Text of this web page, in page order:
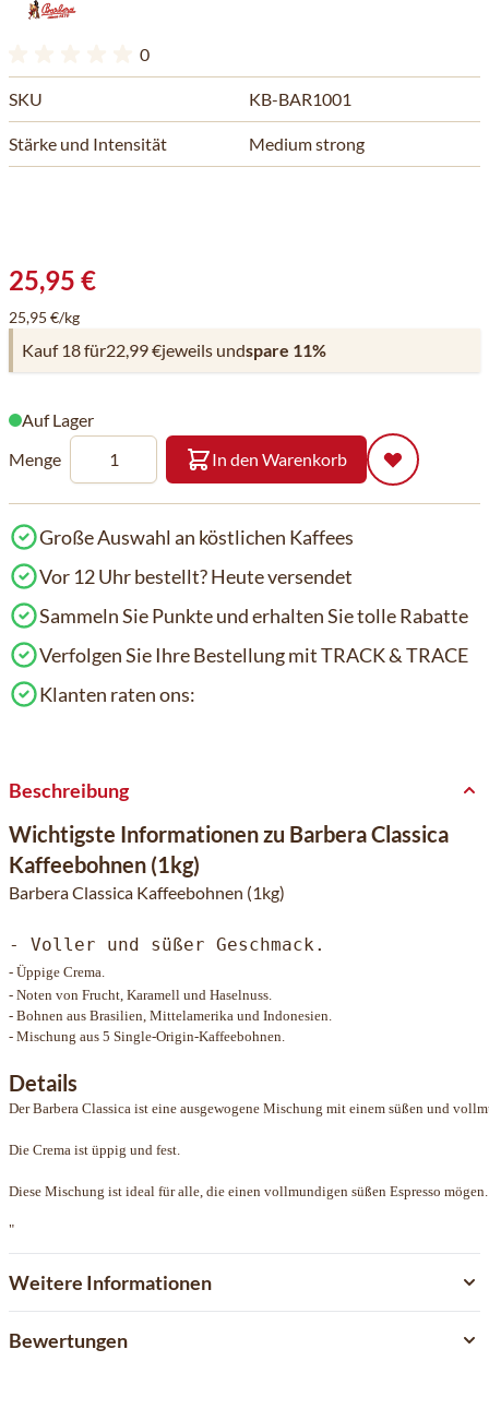
0
SKU KB-BAR1001
Stärke und Intensität Medium strong
25,95 €
25,95 €/kg
Kauf 18 für22,99 €jeweils undspare 11%
Auf Lager
Menge
In den Warenkorb
Große Auswahl an köstlichen Kaffees
Vor 12 Uhr bestellt? Heute versendet
Sammeln Sie Punkte und erhalten Sie tolle Rabatte
Verfolgen Sie Ihre Bestellung mit TRACK & TRACE
Klanten raten ons:
Beschreibung
Wichtigste Informationen zu Barbera Classica
Kaffeebohnen (1kg)
Barbera Classica Kaffeebohnen (1kg)
- Voller und süßer Geschmack.
- Üppige Crema.
- Noten von Frucht, Karamell und Haselnuss.
- Bohnen aus Brasilien, Mittelamerika und Indonesien.
- Mischung aus 5 Single-Origin-Kaffeebohnen.
Details
Der Barbera Classica ist eine ausgewogene Mischung mit einem süßen und
Die Crema ist üppig und fest.
Diese Mischung ist ideal für alle, die einen vollmundigen süßen Espresso mögen.
"
Weitere Informationen
Bewertungen